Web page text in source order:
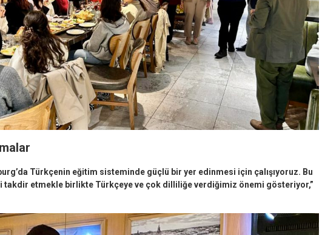
Türkçenin eğitim sisteminde güçlü bir yer edinmesi için çalışıyoruz. Bu
etmekle birlikte Türkçeye ve çok dilliliğe verdiğimiz önemi gösteriyor,”